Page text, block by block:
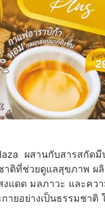
ผสานกับสารสกัดมี
ชาติที่ช่วยดูแลสุขภาพ
แดด มลภาวะ และคว
กายอย่างเป็นธรรมชาติ